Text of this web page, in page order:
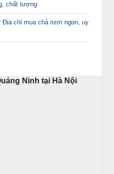
chất lượng
Địa chỉ mua chả rươi ngon, uy
Ninh tại Hà Nội